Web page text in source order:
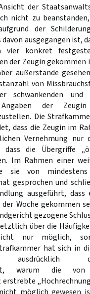
der
nicht zu
der
ausgegangen ist,
konkret
der Zeugin gekommen
außerstande
von
schwankenden und
Angaben der
Die
dass die Zeugin im
Vernehmung nur
dass die Übergriffe
Im Rahmen einer
sie von
gesprochen und
ausgeführt, dass
Woche gekommen
gezogene
über die
nur möglich,
hat sich in
ausdrücklich
warum die